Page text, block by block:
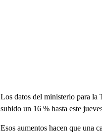
Los datos del ministerio para la
subido un 16 % hasta este
Esos aumentos hacen que una